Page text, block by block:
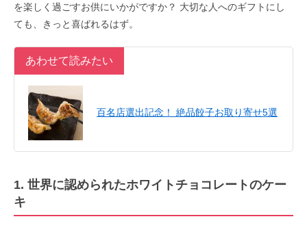
を楽しく過ごすお供にいかがですか？ 大切な人へのギフトにし
ても、きっと喜ばれるはず。
あわせて読みたい
百名店選出記念！ 絶品餃子お取り寄せ5選
1. 世界に認められたホワイトチョコレートのケー
キ